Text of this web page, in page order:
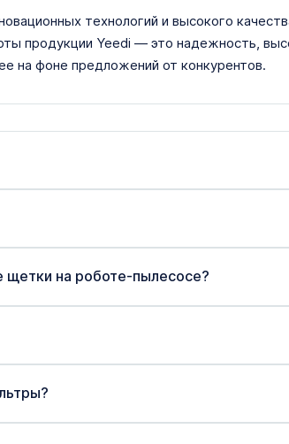
технологий и высокого
продукции Yeedi — это надежность,
на фоне предложений от конкурентов.
щетки на роботе-пылесосе?